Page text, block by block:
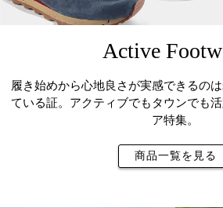
Active
履き始めから心地良さが実感できるの
ている証。 アクティブでもタウンでも
ア特集。
商品一覧を見る